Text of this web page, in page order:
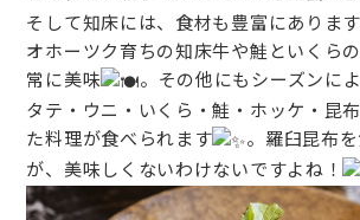
そして知床には、食材も豊富にあります
オホーツク育ちの知床牛や鮭といくら
常に美味
。その他にもシーズンに
タテ・ウニ・いくら・鮭・ホッケ・昆
た料理が食べられます
。羅臼昆布
が、美味しくないわけないですよね！